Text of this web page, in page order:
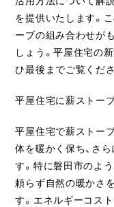
を提供いたします。
ーブの組み合わせが
しょう。平屋住宅の
ひ最後までご覧くださ
平屋住宅に薪ストー
平屋住宅で薪ストー
体を暖かく保ち、さ
す。特に磐田市のよ
頼らず自然の暖かさ
す。エネルギーコス